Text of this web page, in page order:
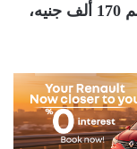
لحجز وشراء سيارات ميتسوبيشي بخصم 170 ألف جنيه،